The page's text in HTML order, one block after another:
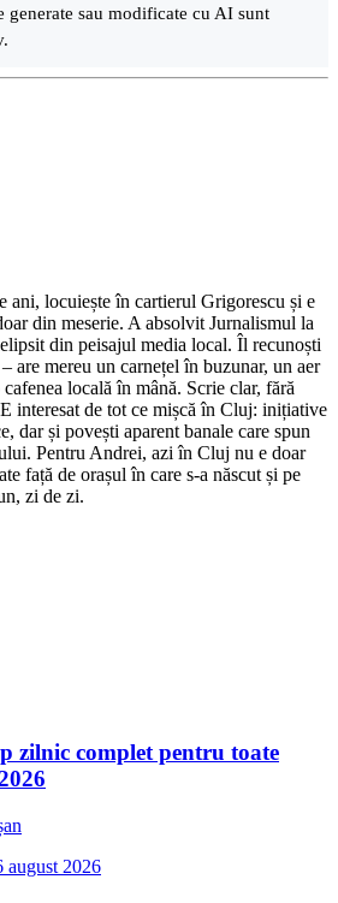
sau modificate cu AI sunt
ani, locuiește în cartierul Grigorescu și e
din meserie. A absolvit Jurnalismul la
din peisajul media local. Îl recunoști
are mereu un carnețel în buzunar, un aer
locală în mână. Scrie clar, fără
interesat de tot ce mișcă în Cluj: inițiative
dar și povești aparent banale care spun
Pentru Andrei, azi în Cluj nu e doar
față de orașul în care s-a născut și pe
zi de zi.
zilnic complet pentru toate